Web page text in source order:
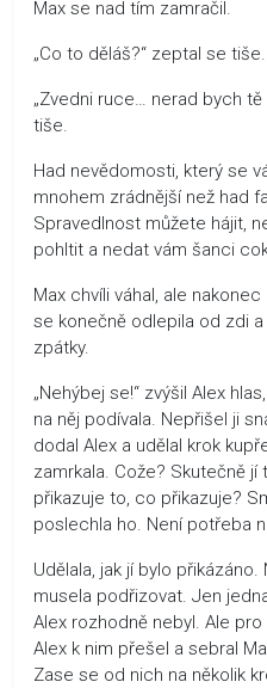
Max se nad tím zamračil.
„Co to děláš?“ zeptal se tiše.
„Zvedni ruce… nerad bych
tiše.
Had nevědomosti, který se
mnohem zrádnější než had
Spravedlnost můžete hájit,
pohltit a nedat vám šanci
Max chvíli váhal, ale
se konečně odlepila od zdi
zpátky.
„Nehýbej se!“ zvýšil Alex
na něj podívala. Nepřišel ji
dodal Alex a udělal krok
zamrkala. Cože? Skutečně jí
přikazuje to, co přikazuje?
poslechla ho. Není potřeba
Udělala, jak jí bylo
musela podřizovat. Jen
Alex rozhodně nebyl. Ale
Alex k nim přešel a sebral
Zase se od nich na několik